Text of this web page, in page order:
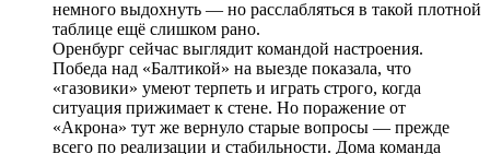
немного выдохнуть — но расслабляться в такой плотной
таблице ещё слишком рано.
Оренбург сейчас выглядит командой настроения.
Победа над «Балтикой» на выезде показала, что
«газовики» умеют терпеть и играть строго, когда
ситуация прижимает к стене. Но поражение от
«Акрона» тут же вернуло старые вопросы — прежде
всего по реализации и стабильности. Дома команда